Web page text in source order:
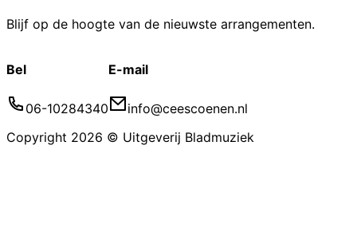
Blijf op de hoogte van de nieuwste arrangementen.
Bel
06-10284340
E-mail
info@ceescoenen.nl
Copyright 2026 © Uitgeverij Bladmuziek